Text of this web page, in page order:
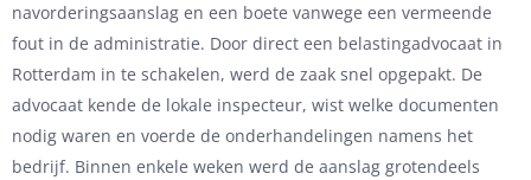
navorderingsaanslag en een boete vanwege een vermeende
fout in de administratie. Door direct een belastingadvocaat in
Rotterdam in te schakelen, werd de zaak snel opgepakt. De
advocaat kende de lokale inspecteur, wist welke documenten
nodig waren en voerde de onderhandelingen namens het
bedrijf. Binnen enkele weken werd de aanslag grotendeels